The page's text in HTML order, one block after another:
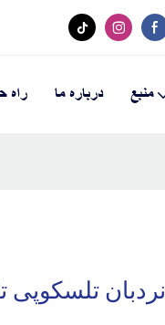
راه درباره ما منبع
نردبان تلسکوپی تاشو